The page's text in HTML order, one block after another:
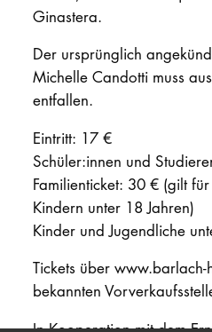
Ginastera.
Der ursprünglich
Michelle Candotti muss
entfallen.
Eintritt: 17 €
Schüler:innen und
Familienticket: 30 € (gilt
Kindern unter 18 Jahren)
Kinder und Jugendliche
Tickets über
bekannten